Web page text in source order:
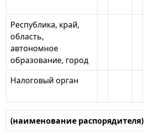
Республика, край,
область,
автономное
образование, город
Налоговый орган
(наименование распорядителя)